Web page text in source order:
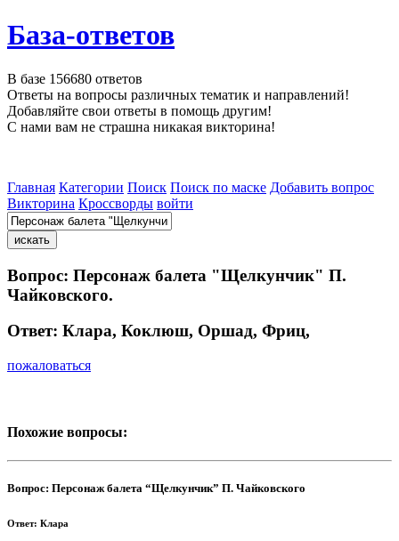
База-ответов
В базе 156680 ответов
Ответы на вопросы различных тематик и направлений!
Добавляйте свои ответы в помощь другим!
С нами вам не страшна никакая викторина!
Главная Категории Поиск Поиск по маске Добавить вопрос
Викторина Кроссворды войти
Вопрос: Персонаж балета "Щелкунчик" П.
Чайковского.
Ответ: Клара, Коклюш, Оршад, Фриц,
пожаловаться
Похожие вопросы:
Вопрос: Персонаж балета “Щелкунчик” П. Чайковского
Ответ: Клара